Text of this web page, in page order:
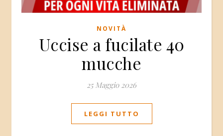
NOVITÀ
Uccise a fucilate 40
mucche
25 Maggio 2026
LEGGI TUTTO